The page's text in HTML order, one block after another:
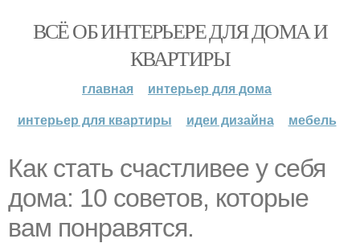
ВСЁ ОБ ИНТЕРЬЕРЕ ДЛЯ ДОМА И
КВАРТИРЫ
главная
интерьер для дома
интерьер для квартиры
идеи дизайна мебель
Как стать счастливее у себя
дома: 10 советов, которые
вам понравятся.